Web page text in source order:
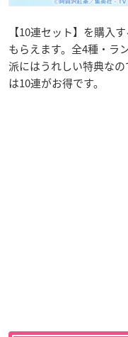
【10連セット】を購入
もらえます。全4種・ラ
派にはうれしい特典な
は10連がお得です。